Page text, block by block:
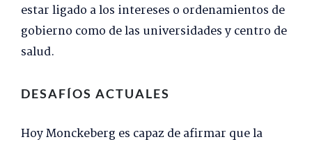
estar ligado a los intereses o ordenamientos de
gobierno como de las universidades y centro de
salud.
DESAFÍOS ACTUALES
Hoy Monckeberg es capaz de afirmar que la